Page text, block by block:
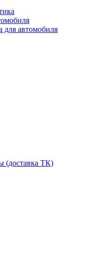
для автомобиля
(доставка ТК)